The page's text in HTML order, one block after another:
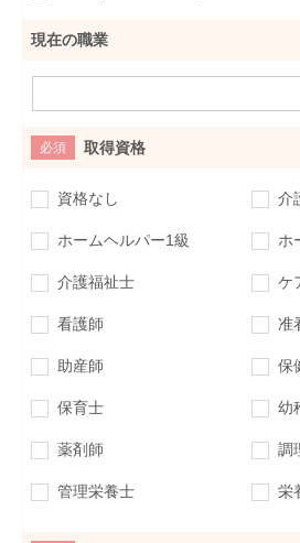
現在の職業
必須 取得資格
資格なし 介
ホームヘルパー1級 ホ
介護福祉士 ケ
看護師 准
助産師 保
保育士 幼
薬剤師 調
管理栄養士 栄